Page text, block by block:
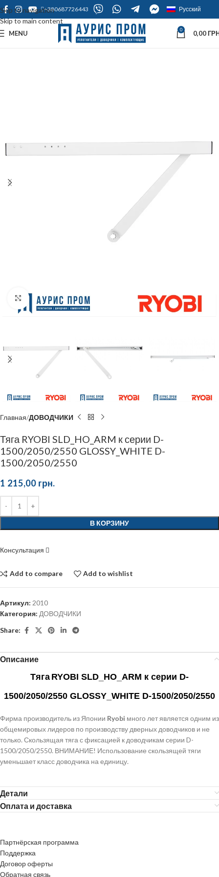
Skip to navigation
Skip to main content
+380687726443 Русский
MENU 0 0,00
Click to enlarge
Главная ДОВОДЧИКИ
Тяга RYOBI SLD_HO_ARM к серии D-
1500/2050/2550 GLOSSY_WHITE D-
1500/2050/2550
1 215,00 грн.
В КОРЗИНУ
Консультация
Add to compare Add to wishlist
Артикул: 2010
Категория: ДОВОДЧИКИ
Share:
Описание
Тяга RYOBI SLD_HO_ARM к серии D-
1500/2050/2550 GLOSSY_WHITE D-1500/2050/2550
Фирма производитель из Японии Ryobi много лет является одним из
общемировых лидеров по производству дверных доводчиков и не
только. Скользящая тяга с фиксацией к доводчикам серии D-
1500/2050/2550. ВНИМАНИЕ! Использование скользящей тяги
уменьшает класс доводчика на единицу.
Детали
Оплата и доставка
Партнёрская программа
Поддержка
Договор оферты
Обратная связь